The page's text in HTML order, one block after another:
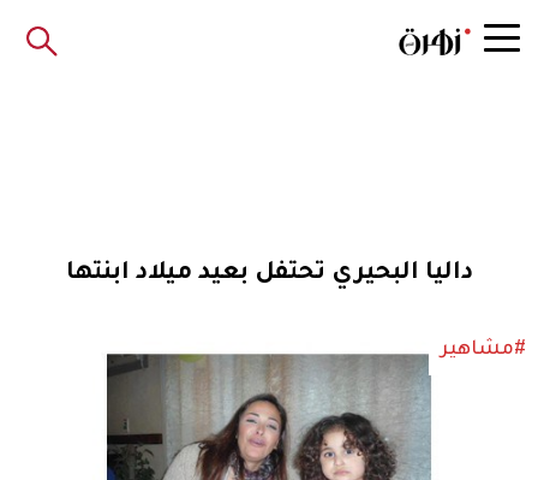
داليا البحيري تحتفل بعيد ميلاد ابنتها
#مشاهير